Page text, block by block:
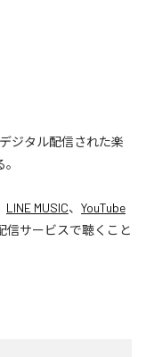
ジタル配信された楽
LINE MUSIC、 YouTube
信サービスで聴くこと